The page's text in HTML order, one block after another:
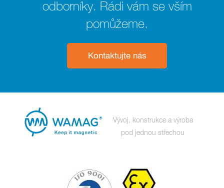
odborníky. Rádi vám se vším
pomůžeme.
Kontaktujte nás
Vývoj, konstrukce a výroba
pod jednou střechou